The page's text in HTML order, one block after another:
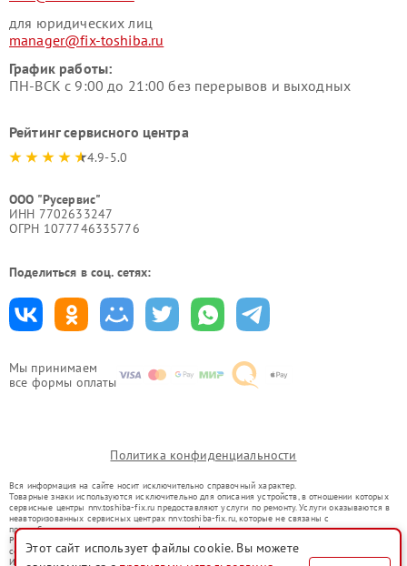
Мы принимаем
все формы оплаты
для юридических лиц
manager@fix-toshiba.ru
График работы:
ПН-ВСК с 9:00 до 21:00 без перерывов и выходных
Рейтинг сервисного центра
4.9-5.0
ООО "Русервис"
ИНН 7702633247
ОГРН 1077746335776
Поделиться в соц. сетях:
Политика конфиденциальности
Вся информация на сайте носит исключительно справочный характер.
Товарные знаки используются исключительно для описания устройств, в отношении которых
сервисные центры nnv.toshiba-fix.ru предоставляют услуги по ремонту. Услуги оказываются в
неавторизованных сервисных центрах nnv.toshiba-fix.ru, которые не связаны с
правообладателями товарных знаков или их официальными представителями.
Ремонт осуществляется для устройств, уже введенных в гражданский оборот в соответствии
со статьей 1487 ГК РФ.
Использование товарных знаков не преследует цели индивидуализации услуг или введения
Этот сайт использует файлы cookie. Вы можете